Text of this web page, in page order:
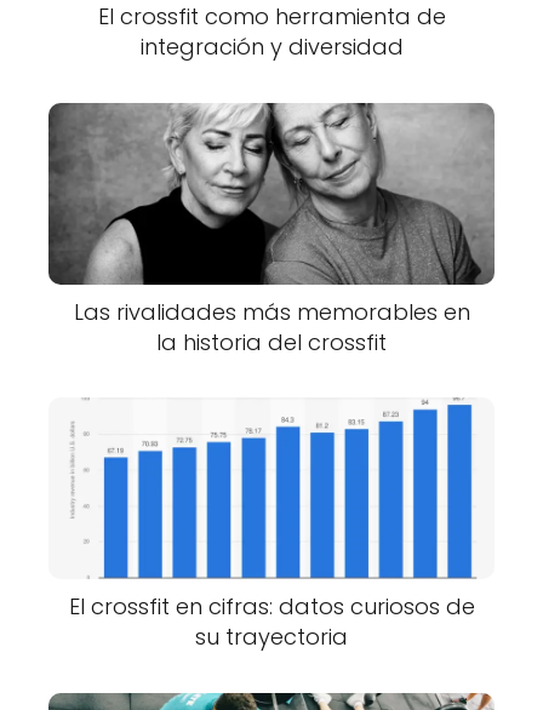
El crossfit como herramienta de
integración y diversidad
Las rivalidades más memorables en
la historia del crossfit
El crossfit en cifras: datos curiosos de
su trayectoria